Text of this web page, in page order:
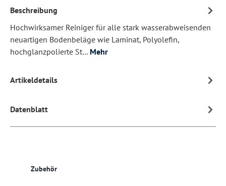
Beschreibung
Hochwirksamer Reiniger für alle stark wasserabweisenden
neuartigen Bodenbeläge wie Laminat, Polyolefin,
hochglanzpolierte St… Mehr
Artikeldetails
Datenblatt
Produktgalerie überspringen
Zubehör